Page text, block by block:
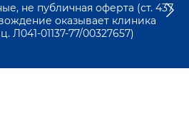
не публичная оферта (ст. 437
оказывает клиника
Л041-01137-77/00327657)